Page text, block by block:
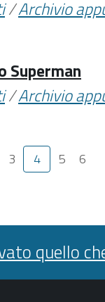
/Archivio
Superman
/Archivio
3 4 5
6
quello